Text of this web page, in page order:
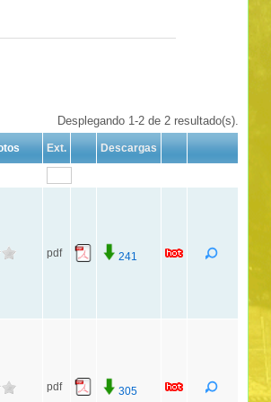
Desplegando 1-2 de 2 resultado(s).
Ext. Descargas
pdf 241
pdf 305